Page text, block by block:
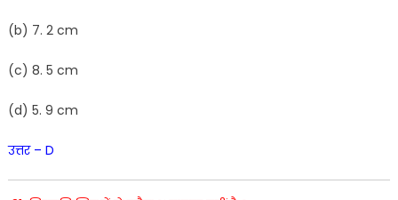
(b) 7. 2 cm
(c) 8. 5 cm
(d) 5. 9 cm
उत्तर – D